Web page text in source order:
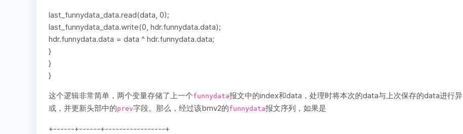
last_funnydata_data.read(data, 0);
last_funnydata_data.write(0, hdr.funnydata.data);
hdr.funnydata.data = data ^ hdr.funnydata.data;
}
}
}
这个逻辑非常简单，两个变量存储了上一个funnydata报文中的index和data，处理时将本次的data与上次保存的data进行异
或，并更新头部中的prev字段。那么，经过该bmv2的funnydata报文序列，如果是
+------+------+-----------------+